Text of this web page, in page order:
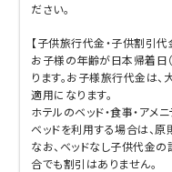
ださい。
【子供旅行代金・子供割引代
お子様の年齢が日本帰着日
ります。お子様旅行代金は
適用になります。
ホテルのベッド・食事・アメ
ベッドを利用する場合は、
なお、ベッドなし子供代金
合でも割引はありません。